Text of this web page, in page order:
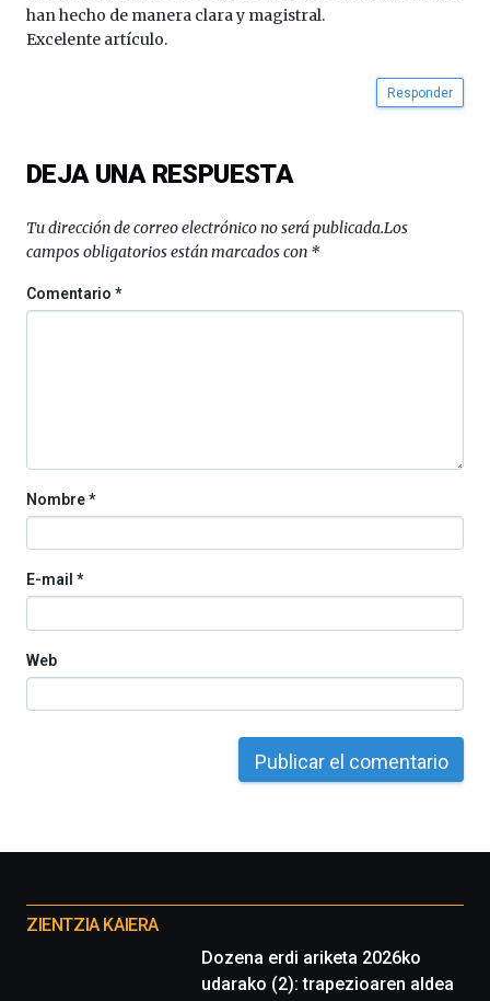
organizada
han hecho de manera clara y magistral.
Excelente artículo.
Responder
DEJA UNA RESPUESTA
Tu dirección de correo electrónico no será publicada.Los
campos obligatorios están marcados con *
Comentario*
Nombre*
E-mail *
Web
proyectos
ZIENTZIA KAIERA
Dozena erdi ariketa 2026ko
udarako (2): trapezioaren aldea